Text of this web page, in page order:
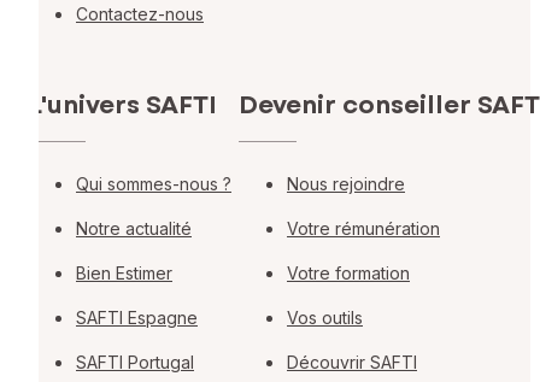
Contactez-nous
L'univers SAFTI
Qui sommes-nous ?
Notre actualité
Bien Estimer
SAFTI Espagne
SAFTI Portugal
Devenir conseiller
Nous rejoindre
Votre rémunération
Votre formation
Vos outils
Découvrir SAFTI